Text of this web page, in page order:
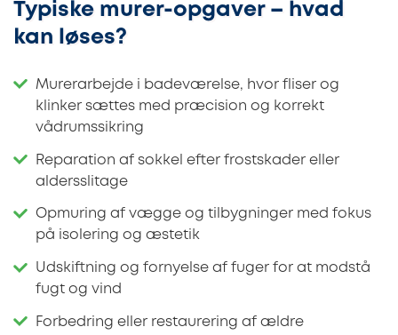
Typiske murer-opgaver – hvad
kan løses?
Murerarbejde i badeværelse, hvor fliser og
klinker sættes med præcision og korrekt
vådrumssikring
Reparation af sokkel efter frostskader eller
aldersslitage
Opmuring af vægge og tilbygninger med fokus
på isolering og æstetik
Udskiftning og fornyelse af fuger for at modstå
fugt og vind
Forbedring eller restaurering af ældre